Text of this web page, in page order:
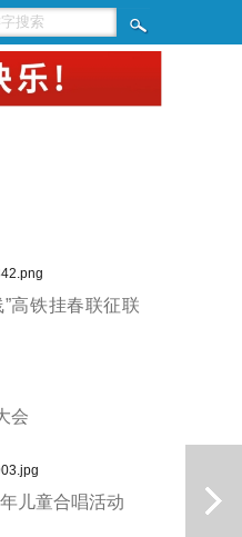
高铁挂春联征联
会
儿童合唱活动